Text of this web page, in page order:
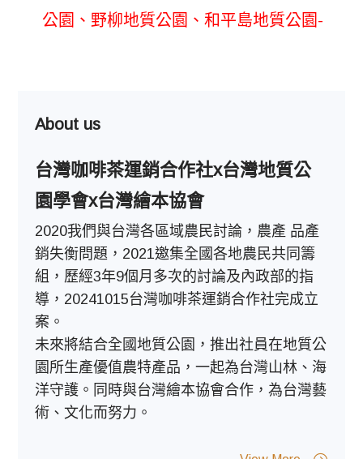
公園、野柳地質公園、和平島地質公園-
About us
台灣咖啡茶運銷合作社x台灣地質公
園學會x台灣繪本協會
2020我們與台灣各區域農民討論，農產 品產
銷失衡問題，2021邀集全國各地農民共同籌
組，歷經3年9個月多次的討論及內政部的指
導，20241015台灣咖啡茶運銷合作社完成立
案。
未來將結合全國地質公園，推出社員在地質公
園所生產優值農特產品，一起為台灣山林、海
洋守護。同時與台灣繪本協會合作，為台灣藝
術、文化而努力。